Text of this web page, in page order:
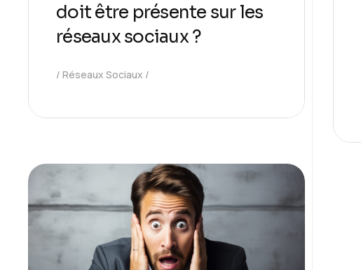
doit être présente sur les
réseaux sociaux ?
Réseaux Sociaux